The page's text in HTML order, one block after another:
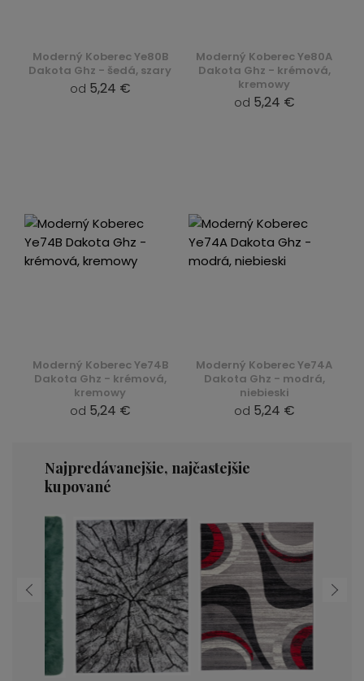
Moderný Koberec Ye80B
Dakota Ghz - šedá, szary
od 5,24 €
Moderný Koberec Ye80A
Dakota Ghz - krémová,
kremowy
od 5,24 €
Moderný Koberec Ye74B
Dakota Ghz - krémová,
kremowy
od 5,24 €
Moderný Koberec Ye74A
Dakota Ghz - modrá,
niebieski
od 5,24 €
Najpredávanejšie, najčastejšie
kupované